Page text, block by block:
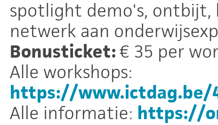
spotlight demo's, ontbijt,
netwerk aan
Bonusticket:€ 35 per
Alle workshops:
https://www.ictdag.be/
Alle informatie: https://